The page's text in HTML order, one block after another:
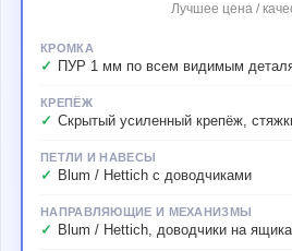
Лучшее цена /
КРОМКА
ПУР 1 мм по всем видимым
КРЕПЁЖ
Скрытый усиленный крепёж,
ПЕТЛИ И НАВЕСЫ
Blum / Hettich с доводчиками
НАПРАВЛЯЮЩИЕ И МЕХАНИЗМЫ
Blum / Hettich, доводчики на